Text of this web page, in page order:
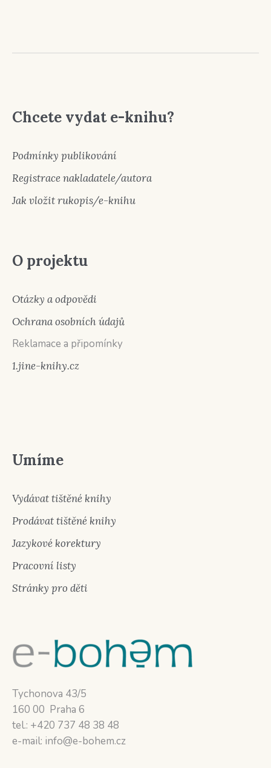
Chcete vydat e-knihu?
Podmínky publikování
Registrace nakladatele/autora
Jak vložit rukopis/e-knihu
O projektu
Otázky a odpovědi
Ochrana osobních údajů
Reklamace a připomínky
1.jine-knihy.cz
Umíme
Vydávat tištěné knihy
Prodávat tištěné knihy
Jazykové korektury
Pracovní listy
Stránky pro děti
Tychonova 43/5
160 00 Praha 6
tel.: +420 737 48 38 48
e-mail: info@e-bohem.cz